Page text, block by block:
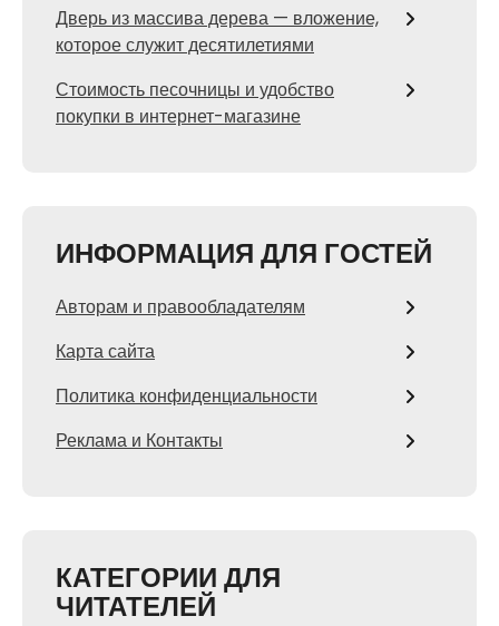
Дверь из массива дерева — вложение,
которое служит десятилетиями
Стоимость песочницы и удобство
покупки в интернет-магазине
ИНФОРМАЦИЯ ДЛЯ ГОСТЕЙ
Авторам и правообладателям
Карта сайта
Политика конфиденциальности
Реклама и Контакты
КАТЕГОРИИ ДЛЯ
ЧИТАТЕЛЕЙ